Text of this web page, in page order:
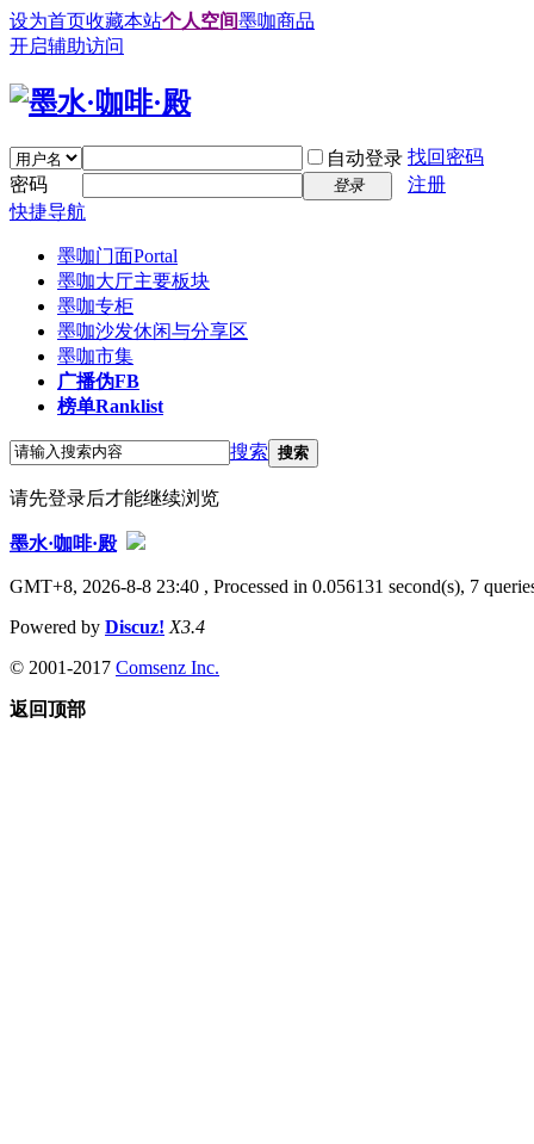
设为首页收藏本站个人空间墨咖商品
开启辅助访问
自动登录 找回密码
密码
登录
注册
快捷导航
墨咖门面Portal
墨咖大厅主要板块
墨咖专柜
墨咖沙发休闲与分享区
墨咖市集
广播伪FB
榜单Ranklist
搜索 搜索
请先登录后才能继续浏览
墨水·咖啡·殿
GMT+8, 2026-8-8 23:40 , Processed in 0.056131 second(s), 7
Powered by Discuz! X3.4
© 2001-2017 Comsenz Inc.
返回顶部